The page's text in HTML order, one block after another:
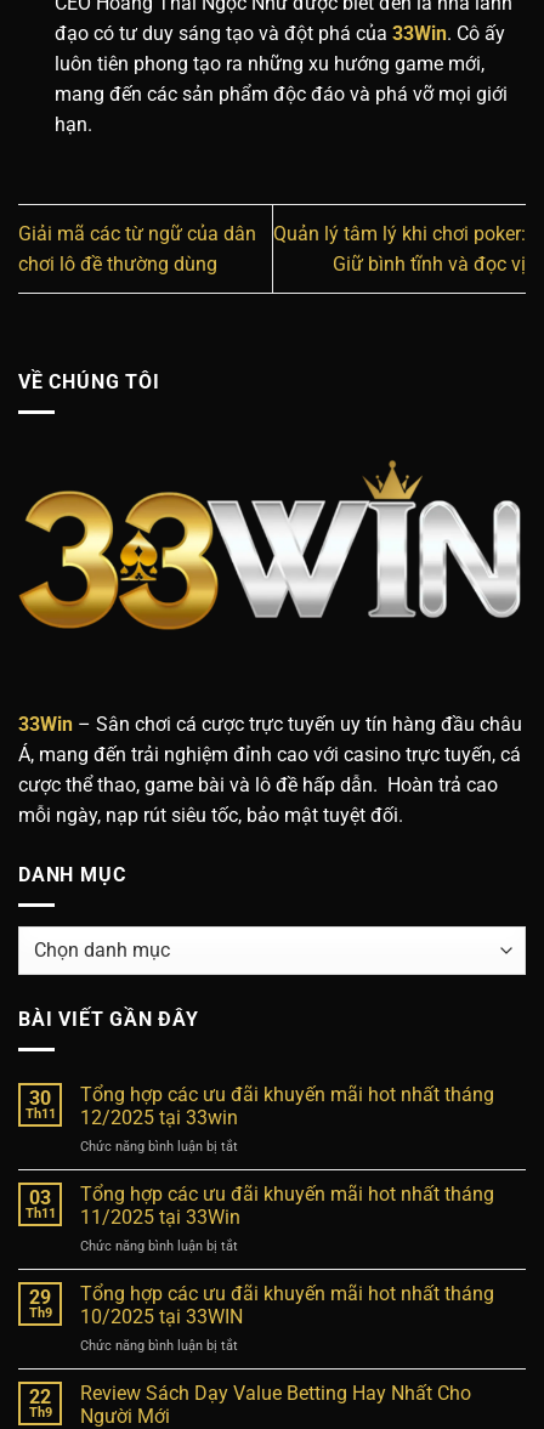
đạo có tư duy sáng tạo và đột phá của 33Win. Cô ấy
luôn tiên phong tạo ra những xu hướng game mới,
mang đến các sản phẩm độc đáo và phá vỡ mọi giới
hạn.
Giải mã các từ ngữ của dân
chơi lô đề thường dùng
Quản lý tâm lý khi chơi poker:
Giữ bình tĩnh và đọc vị
VỀ CHÚNG TÔI
33Win – Sân chơi cá cược trực tuyến uy tín hàng đầu châu
Á, mang đến trải nghiệm đỉnh cao với casino trực tuyến, cá
cược thể thao, game bài và lô đề hấp dẫn. Hoàn trả cao
mỗi ngày, nạp rút siêu tốc, bảo mật tuyệt đối.
DANH MỤC
Danh
BÀI VIẾT GẦN ĐÂY
30
Th11
Tổng hợp các ưu đãi khuyến mãi hot nhất tháng
12/2025 tại 33win
Chức năng bình luận bị tắt
Tổng
hợp
ưu
khuyến
mãi
hot
12/2025
tại
03
Th11
Tổng hợp các ưu đãi khuyến mãi hot nhất tháng
11/2025 tại 33Win
Chức năng bình luận bị tắt
Tổng
hợp
các
ưu
khuyến
mãi
29
Th9
Tổng hợp các ưu đãi khuyến mãi hot nhất tháng
10/2025 tại 33WIN
Chức năng bình luận bị tắt
Tổng
hợp
22
Th9
Review Sách Dạy Value Betting Hay Nhất Cho
Người Mới